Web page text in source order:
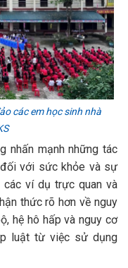
các em học sinh nhà
nhấn mạnh những tác
với sức khỏe và sự
các ví dụ trực quan và
thức rõ hơn về nguy
hệ hô hấp và nguy cơ
luật từ việc sử dụng